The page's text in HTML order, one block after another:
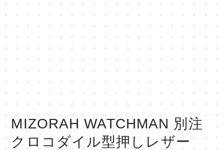
MIZORAH WATCHMAN 別注
クロコダイル型押しレザー